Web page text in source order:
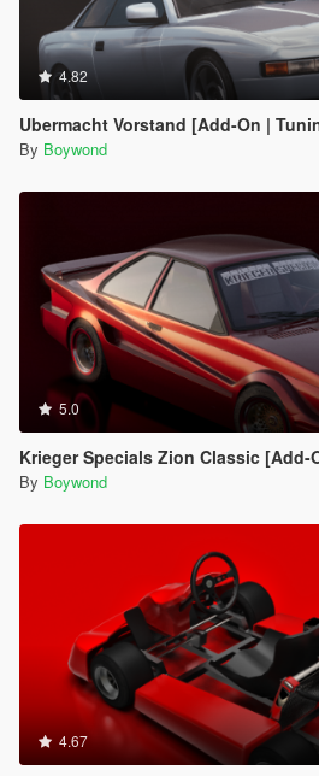
4.82
Ubermacht Vorstand [Add-On |
By Boywond
5.0
Krieger Specials Zion Classic [Add-
By Boywond
4.67